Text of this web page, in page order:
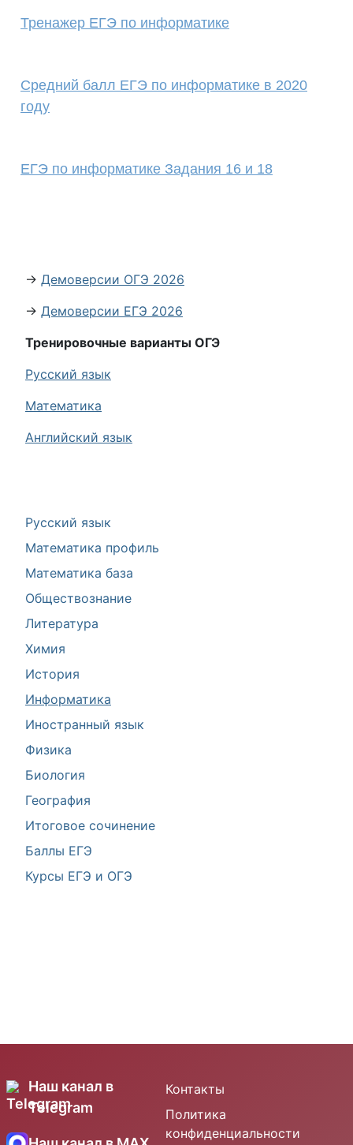
Русский язык
Математика профиль
Математика база
Обществознание
Литература
Химия
История
Информатика
Иностранный язык
Физика
Биология
География
Итоговое сочинение
Баллы ЕГЭ
Курсы ЕГЭ и ОГЭ
Тренажер ЕГЭ по информатике
Средний балл ЕГЭ по информатике в 2020
году
ЕГЭ по информатике Задания 16 и 18
→ Демоверсии ОГЭ 2026
→ Демоверсии ЕГЭ 2026
Тренировочные варианты ОГЭ
Русский язык
Математика
Английский язык
Наш канал в
Telegram
Контакты
Политика
конфиденциальности